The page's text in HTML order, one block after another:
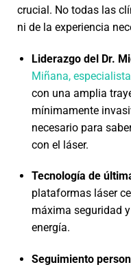
crucial. No todas las
ni de la experiencia
Liderazgo del Dr.
Miñana,
con una amplia
mínimamente
necesario para
con el láser.
Tecnología de
plataformas láser
máxima seguridad
energía.
Seguimiento